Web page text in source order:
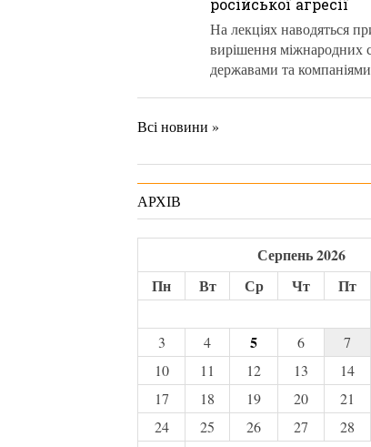
російської агресії
На лекціях наводяться
вирішення міжнародних
державами та компаніями
Всі новини »
АРХІВ
Серпень 2026
Пн
Вт Ср Чт Пт
3
4 5 6 7
10
11 12 13 14
17
18 19 20 21
24
25 26 27 28